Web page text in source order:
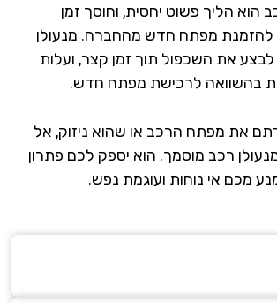
פשוט יחסית, וחוסך זמן
מפתח חדש מהחברה. מנעולן
את השכפול תוך זמן קצר, ועלות
לרכישת מפתח חדש.
מפתח הרכב או שהוא ניזוק, אל
רכב מוסמך. הוא יספק לכם פתרון
אי נוחות ועוגמת נפש.